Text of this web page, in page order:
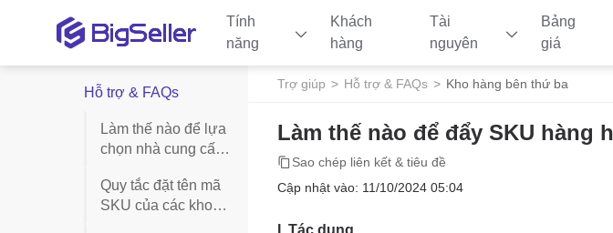
Tính
năng
Khách
hàng
Tài
nguyên
Bảng
giá
Hỗ trợ & FAQs
Làm thế nào để lựa
chọn nhà cung cấp
bên thứ 3?
Quy tắc đặt tên mã
SKU của các kho
Trợ giúp Hỗ trợ & FAQs Kho hàng bên thứ ba
Làm thế nào để đẩy SKU hàng
Sao chép liên kết & tiêu đề
Cập nhật vào: 11/10/2024 05:04